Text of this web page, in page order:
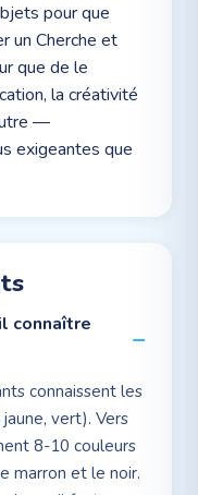
pour que
un Cherche et
que de le
la créativité
—
exigeantes que
connaître
connaissent les
vert). Vers
8-10 couleurs
marron et le noir.